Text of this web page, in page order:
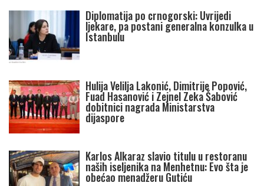
Diplomatija po crnogorski: Uvrijedi
ljekare, pa postani generalna konzulka u
Istanbulu
Hulija Velilja Lakonić, Dimitrije Popović,
Fuad Hasanović i Zejnel Zeka Šabović
dobitnici nagrada Ministarstva
dijaspore
Karlos Alkaraz slavio titulu u restoranu
naših iseljenika na Menhetnu: Evo šta je
obećao menadžeru Gutiću